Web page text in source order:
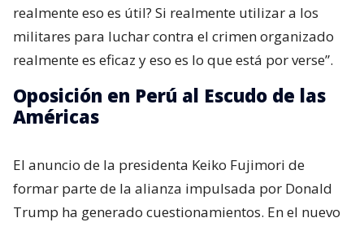
realmente eso es útil? Si realmente utilizar a los
militares para luchar contra el crimen organizado
realmente es eficaz y eso es lo que está por verse”.
Oposición en Perú al Escudo de las
Américas
El anuncio de la presidenta Keiko Fujimori de
formar parte de la alianza impulsada por Donald
Trump ha generado cuestionamientos. En el nuevo